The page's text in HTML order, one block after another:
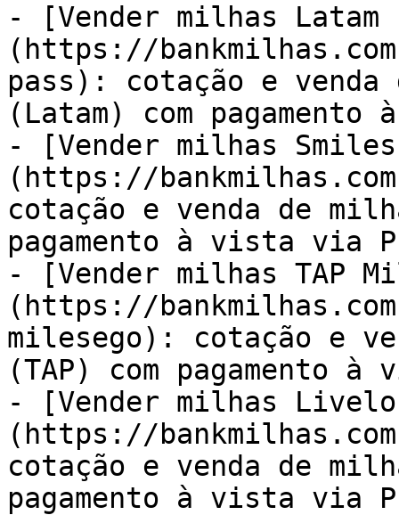
- [Vender milhas Latam
(https://
pass): cotação e venda
(Latam) com
- [Vender milhas
(https://
cotação e venda de
pagamento à vista via
- [Vender milhas TAP
(https://
milesego): cotação e
(TAP) com pagamento
- [Vender milhas
(https://
cotação e venda de
pagamento à vista via